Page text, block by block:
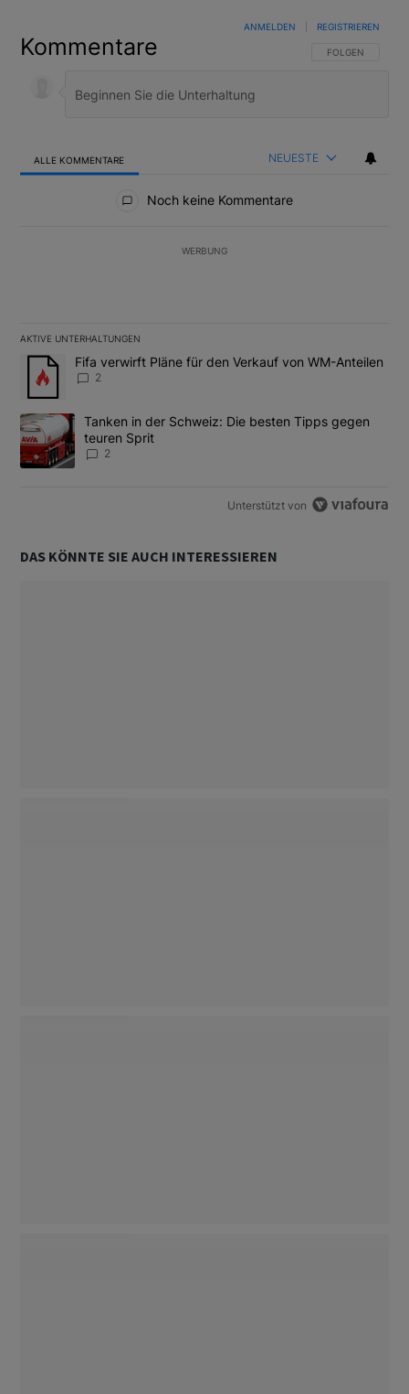
Kommentare FOLGE DIESER
FOLGEN
ANMELDEN REGISTRIEREN
ALLE KOMMENTARE NEUESTE
Noch keine Kommentare
WERBUNG
AKTIVE UNTERHALTUNGEN
Das Folgende ist eine Liste der am meisten kommentierten
Ein Trendartikel mit dem Titel "Fifa verwirft Pläne für den
Fifa verwirft Pläne für den Verkauf von WM-Anteilen
2
Ein Trendartikel mit dem Titel "Tanken in der Schweiz: Die
Tanken in der Schweiz: Die besten Tipps gegen
teuren Sprit
2
Unterstützt von
DAS KÖNNTE SIE AUCH INTERESSIEREN